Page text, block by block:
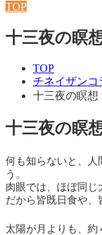
TOP
十三夜の瞑
TOP
チネイザンコ
十三夜の瞑想
十三夜の瞑
何も知らないと、人
う。
肉眼では、ほぼ同じ
だから皆既日食や、
太陽が月よりも、